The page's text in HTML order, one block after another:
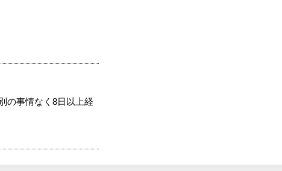
の事情なく8日以上経